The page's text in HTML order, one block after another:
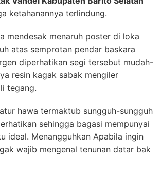
ketahanannya terlindung.
mendesak menaruh poster di loka
atas semprotan pendar baskara
diperhatikan segi tersebut mudah-
resin kagak sabak mengiler
tegang.
hawa termaktub sungguh-sungguh
sehingga bagasi mempunyai
ideal. Menangguhkan Apabila ingin
wajib mengenal tenunan datar bak